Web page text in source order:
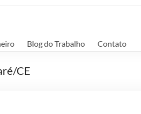
Blog do Trabalho Contato
CE